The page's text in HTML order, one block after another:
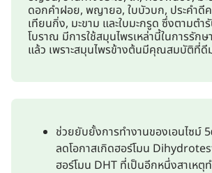
ดอกคำฝอย, พญายอ, ใบบัวบก, ประคำดีค
เทียนกิ่ง, มะขาม และใบมะกรูด ซึ่งตามต
โบราณ มีการใช้สมุนไพรเหล่านี้ในการรัก
แล้ว เพราะสมุนไพรข้างต้นมีคุณสมบัติที่ดี
ช่วยยับยั้งการทำงานของเอนไซม์
ลดโอกาสเกิดฮอร์โมน
ฮอร์โมน DHT ที่เป็นอีกหนึ่งสาเหตุ